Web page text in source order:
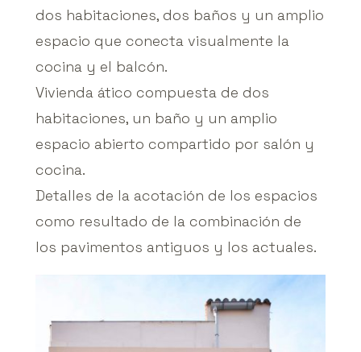
dos habitaciones, dos baños y un amplio
espacio que conecta visualmente la
cocina y el balcón.
Vivienda ático compuesta de dos
habitaciones, un baño y un amplio
espacio abierto compartido por salón y
cocina.
Detalles de la acotación de los espacios
como resultado de la combinación de
los pavimentos antiguos y los actuales.